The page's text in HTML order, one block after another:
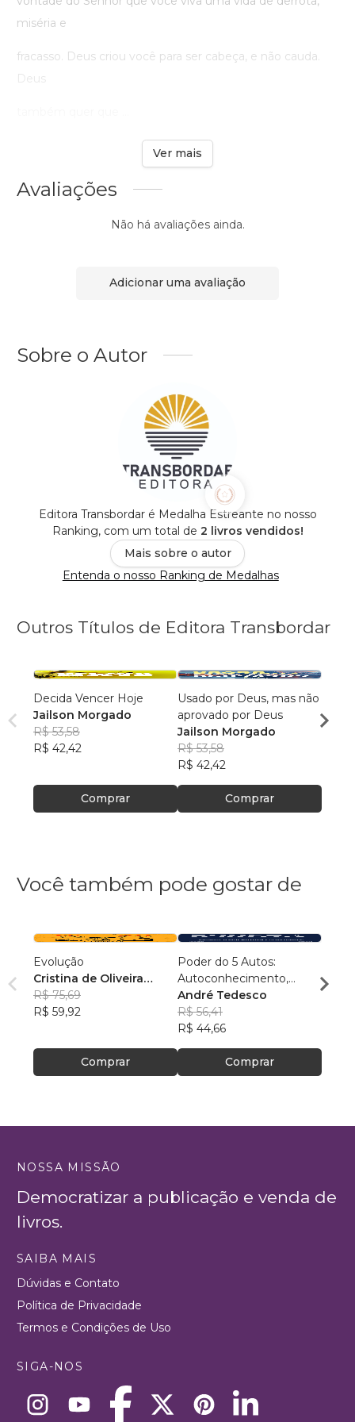
miséria e
fracasso. Deus criou você para ser cabeça, e não cauda.
Deus
Ver mais
Avaliações
Não há avaliações ainda.
Adicionar uma avaliação
Sobre o Autor
Editora Transbordar é Medalha Estreante no nosso
Ranking, com um total de 2 livros vendidos!
Mais sobre o autor
Entenda o nosso Ranking de Medalhas
Outros Títulos de Editora Transbordar
Decida Vencer Hoje
Jailson Morgado
R$ 53,58
R$ 42,42
Comprar
Usado por Deus, mas não
aprovado por Deus
Jailson Morgado
R$ 53,58
R$ 42,42
Comprar
a
Você também pode gostar de
Evolução
Cristina de Oliveira
Leopoldino Rodrigues
R$ 75,69
R$ 59,92
Comprar
Poder do 5 Autos:
Autoconhecimento,
Autocontrole,
Autoestima,
Autoconfiança e
Autoperformance
André Tedesco
R$ 56,41
R$ 44,66
Comprar
R$
NOSSA MISSÃO
Democratizar a publicação e venda de
livros.
SAIBA MAIS
Dúvidas e Contato
Política de Privacidade
Termos e Condições de Uso
SIGA-NOS